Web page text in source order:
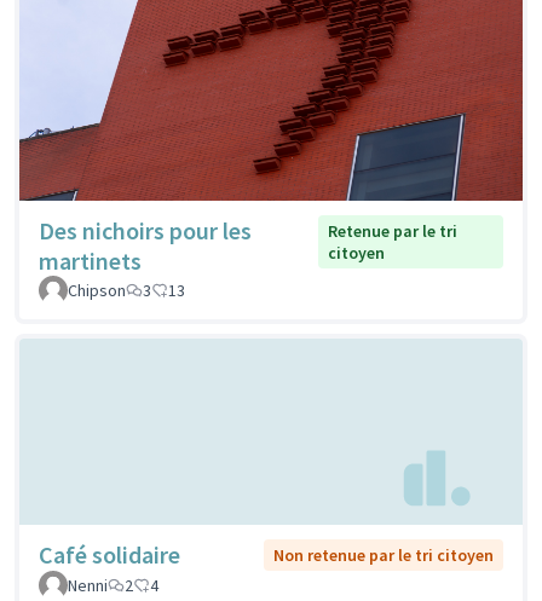
Des nichoirs pour les
martinets
Retenue par le tri
citoyen
Chipson
3 13
Café solidaire
Non retenue par le tri citoyen
Nenni
2 4